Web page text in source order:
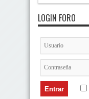
LOGIN FORO